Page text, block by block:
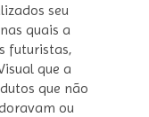
seu
quais a
futuristas,
que a
que não
ou